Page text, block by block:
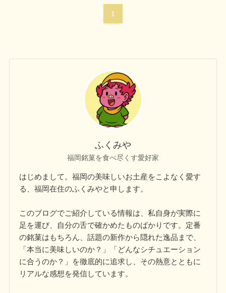
1
ふくみや
福岡銘菓を食べ尽くす愛好家
はじめまして。福岡の美味しいお土産をこよなく愛す
る、福岡在住のふくみやと申します。
このブログでご紹介している情報は、私自身が実際に
足を運び、自分の舌で確かめたものばかりです。定番
の銘菓はもちろん、話題の新作から隠れた逸品まで、
「本当に美味しいのか？」「どんなシチュエーション
に合うのか？」を徹底的に追求し、その熱意とともに
リアルな感想を発信しています。